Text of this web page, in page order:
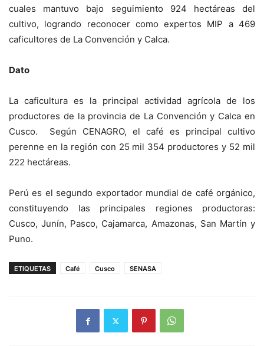
cuales mantuvo bajo seguimiento 924 hectáreas del
cultivo, logrando reconocer como expertos MIP a 469
caficultores de La Convención y Calca.
Dato
La caficultura es la principal actividad agrícola de los
productores de la provincia de La Convención y Calca en
Cusco. Según CENAGRO, el café es principal cultivo
perenne en la región con 25 mil 354 productores y 52 mil
222 hectáreas.
Perú es el segundo exportador mundial de café orgánico,
constituyendo las principales regiones productoras:
Cusco, Junín, Pasco, Cajamarca, Amazonas, San Martín y
Puno.
ETIQUETAS Café Cusco SENASA